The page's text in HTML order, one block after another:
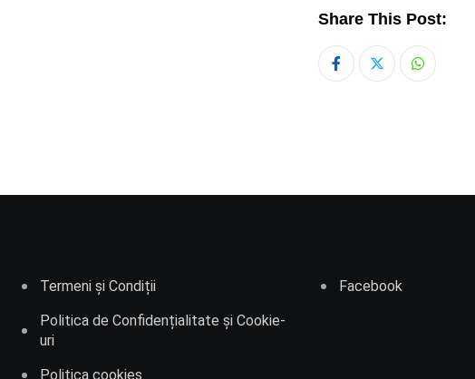
Share This Post:
Whatsapp
Termeni și Condiții
Politica de Confidențialitate și Cookie-
uri
Politica cookies
Facebook